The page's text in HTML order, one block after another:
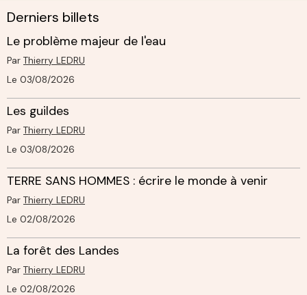
Derniers billets
Le problème majeur de l'eau
Par Thierry LEDRU
Le 03/08/2026
Les guildes
Par Thierry LEDRU
Le 03/08/2026
TERRE SANS HOMMES : écrire le monde à venir
Par Thierry LEDRU
Le 02/08/2026
La forêt des Landes
Par Thierry LEDRU
Le 02/08/2026